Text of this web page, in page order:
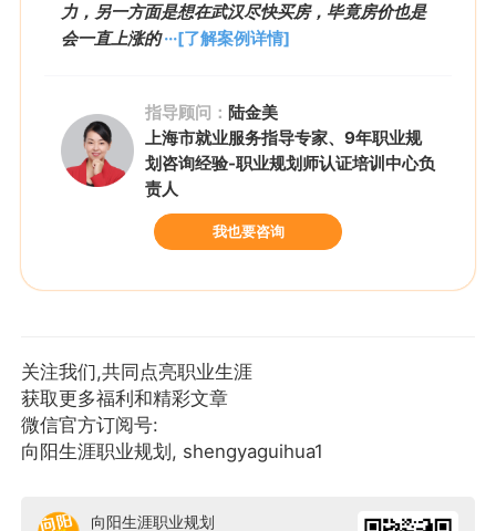
力，另一方面是想在武汉尽快买房，毕竟房价也是
会一直上涨的 ···[了解案例详情]
指导顾问： 陆金美
上海市就业服务指导专家、9年职业规
划咨询经验-职业规划师认证培训中心负
责人
我也要咨询
关注我们,共同点亮职业生涯
获取更多福利和精彩文章
微信官方订阅号:
向阳生涯职业规划, shengyaguihua1
向阳生涯职业规划